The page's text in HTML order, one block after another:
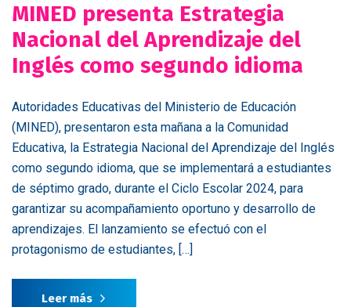
MINED presenta Estrategia
Nacional del Aprendizaje del
Inglés como segundo idioma
Autoridades Educativas del Ministerio de Educación
(MINED), presentaron esta mañana a la Comunidad
Educativa, la Estrategia Nacional del Aprendizaje del Inglés
como segundo idioma, que se implementará a estudiantes
de séptimo grado, durante el Ciclo Escolar 2024, para
garantizar su acompañamiento oportuno y desarrollo de
aprendizajes. El lanzamiento se efectuó con el
protagonismo de estudiantes, […]
Leer más